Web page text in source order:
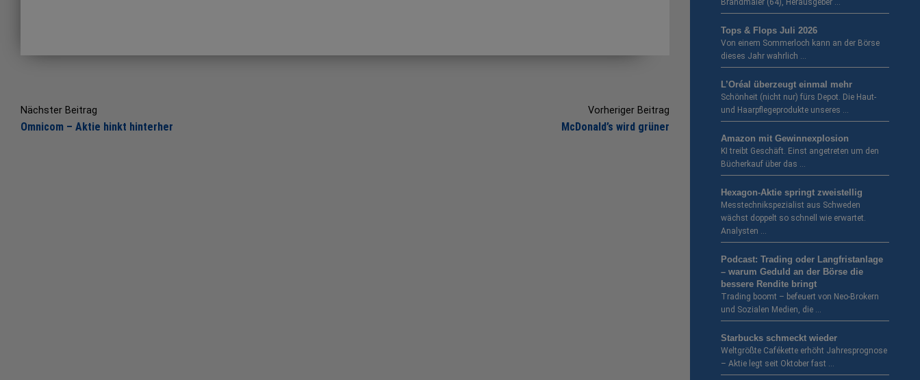
navigation
Nächster Beitrag
Omnicom – Aktie hinkt hinterher
Vorheriger Beitrag
McDonald’s wird grüner
Brandmaier (64), Herausgeber …
Tops & Flops Juli 2026
Von einem Sommerloch kann an der Börse
dieses Jahr wahrlich …
L’Oréal überzeugt einmal mehr
Schönheit (nicht nur) fürs Depot. Die Haut-
und Haarpflegeprodukte unseres …
Amazon mit Gewinnexplosion
KI treibt Geschäft. Einst angetreten um den
Bücherkauf über das …
Hexagon-Aktie springt zweistellig
Messtechnikspezialist aus Schweden
wächst doppelt so schnell wie erwartet.
Analysten …
Podcast: Trading oder Langfristanlage
– warum Geduld an der Börse die
bessere Rendite bringt
Trading boomt – befeuert von Neo-Brokern
und Sozialen Medien, die …
Starbucks schmeckt wieder
Weltgrößte Cafékette erhöht Jahresprognose
– Aktie legt seit Oktober fast …